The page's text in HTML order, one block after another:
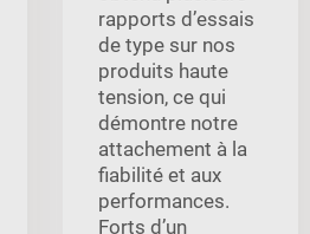
rapports d’essais
de type sur nos
produits haute
tension, ce qui
démontre notre
attachement à la
fiabilité et aux
performances.
Forts d’un